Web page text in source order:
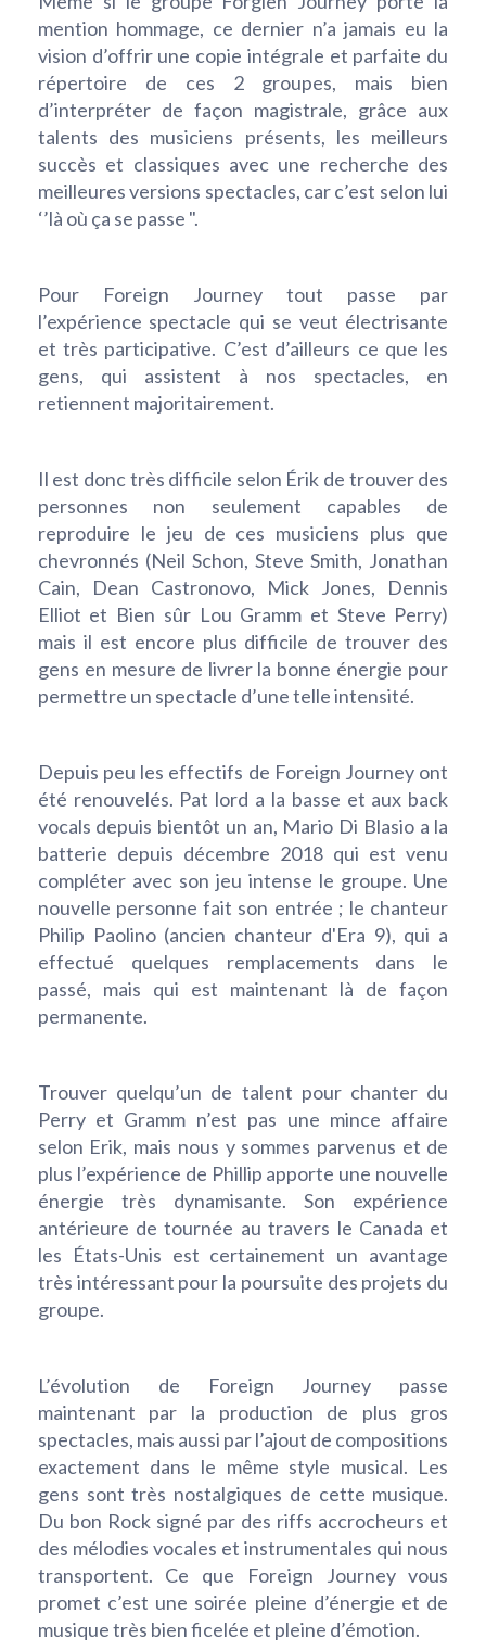
mention hommage, ce dernier n’a jamais eu la
vision d’offrir une copie intégrale et parfaite du
répertoire de ces 2 groupes, mais bien
d’interpréter de façon magistrale, grâce aux
talents des musiciens présents, les meilleurs
succès et classiques avec une recherche des
meilleures versions spectacles, car c’est selon lui
‘’là où ça se passe ".
Pour Foreign Journey tout passe par
l’expérience spectacle qui se veut électrisante
et très participative. C’est d’ailleurs ce que les
gens, qui assistent à nos spectacles, en
retiennent majoritairement.
Il est donc très difficile selon Érik de trouver des
personnes non seulement capables de
reproduire le jeu de ces musiciens plus que
chevronnés (Neil Schon, Steve Smith, Jonathan
Cain, Dean Castronovo, Mick Jones, Dennis
Elliot et Bien sûr Lou Gramm et Steve Perry)
mais il est encore plus difficile de trouver des
gens en mesure de livrer la bonne énergie pour
permettre un spectacle d’une telle intensité.
Depuis peu les effectifs de Foreign Journey ont
été renouvelés. Pat lord a la basse et aux back
vocals depuis bientôt un an, Mario Di Blasio a la
batterie depuis décembre 2018 qui est venu
compléter avec son jeu intense le groupe. Une
nouvelle personne fait son entrée ; le chanteur
Philip Paolino (ancien chanteur d'Era 9), qui a
effectué quelques remplacements dans le
passé, mais qui est maintenant là de façon
permanente.
Trouver quelqu’un de talent pour chanter du
Perry et Gramm n’est pas une mince affaire
selon Erik, mais nous y sommes parvenus et de
plus l’expérience de Phillip apporte une nouvelle
énergie très dynamisante. Son expérience
antérieure de tournée au travers le Canada et
les États-Unis est certainement un avantage
très intéressant pour la poursuite des projets du
groupe.
L’évolution de Foreign Journey passe
maintenant par la production de plus gros
spectacles, mais aussi par l’ajout de compositions
exactement dans le même style musical. Les
gens sont très nostalgiques de cette musique.
Du bon Rock signé par des riffs accrocheurs et
des mélodies vocales et instrumentales qui nous
transportent. Ce que Foreign Journey vous
promet c’est une soirée pleine d’énergie et de
musique très bien ficelée et pleine d’émotion.